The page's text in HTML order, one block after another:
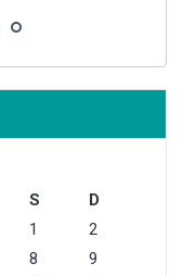
S
D
1
2
8
9